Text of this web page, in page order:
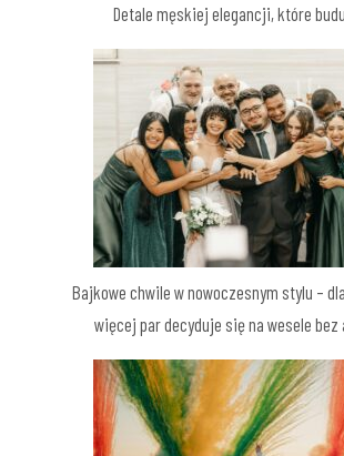
Detale męskiej elegancji, które
Bajkowe chwile w nowoczesnym stylu –
więcej par decyduje się na wesele bez